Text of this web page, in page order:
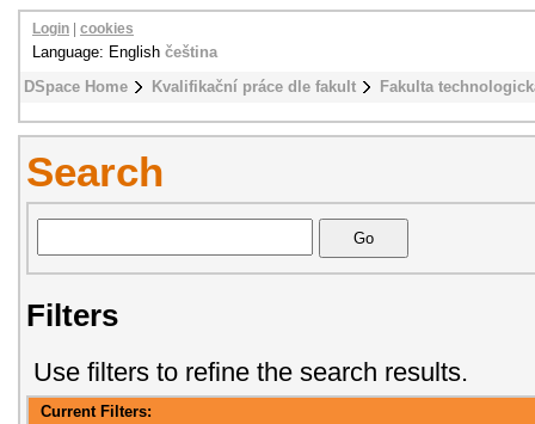
DSpace Home Kvalifikační práce dle fakult Fakulta
Login cookies
Language: English čeština
Search
Filters
Use filters to refine the search results.
Current Filters: